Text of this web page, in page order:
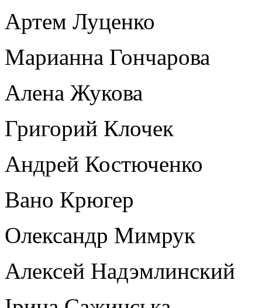
Артем Луценко
Марианна Гончарова
Алена Жукова
Григорий Клочек
Андрей Костюченко
Вано Крюгер
Олександр Мимрук
Алексей Надэмлинский